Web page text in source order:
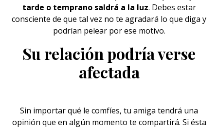
tarde o temprano saldrá a la luz. Debes estar
consciente de que tal vez no te agradará lo que diga y
podrían pelear por ese motivo.
Su relación podría verse
afectada
Sin importar qué le comfíes, tu amiga tendrá una
opinión que en algún momento te compartirá. Si ésta